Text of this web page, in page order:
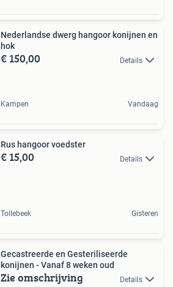
Nederlandse dwerg hangoor konijnen en
hok
€ 150,00 Details
Kampen Vandaag
Rus hangoor voedster
€ 15,00 Details
Tollebeek Gisteren
Gecastreerde en Gesteriliseerde
konijnen - Vanaf 8 weken oud
Zie omschrijving Details